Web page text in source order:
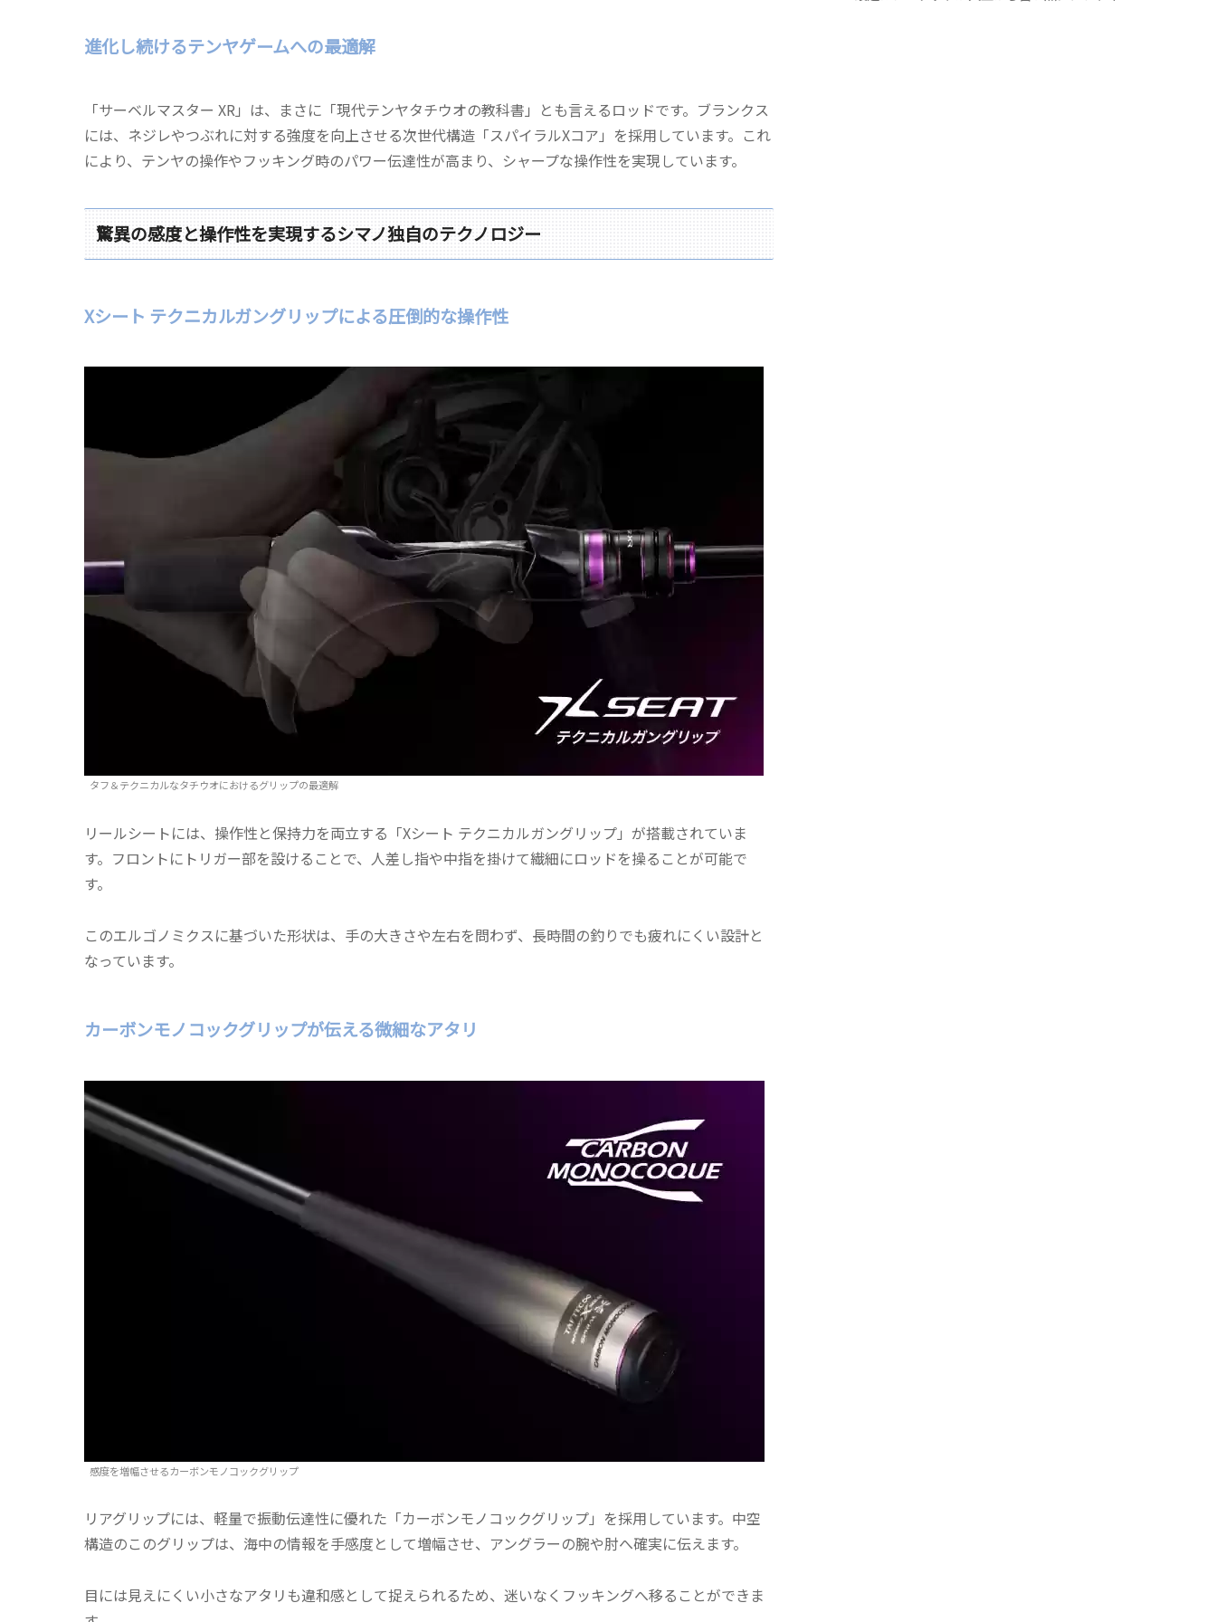
進化し続けるテンヤゲームへの最適解
「サーベルマスター XR」は、まさに「現代テンヤタチウオの教科書」とも言えるロッドです。ブランクス
には、ネジレやつぶれに対する強度を向上させる次世代構造「スパイラルXコア」を採用しています。これ
により、テンヤの操作やフッキング時のパワー伝達性が高まり、シャープな操作性を実現しています。
驚異の感度と操作性を実現するシマノ独自のテクノロジー
Xシート テクニカルガングリップによる圧倒的な操作性
タフ＆テクニカルなタチウオにおけるグリップの最適解
リールシートには、操作性と保持力を両立する「Xシート テクニカルガングリップ」が搭載されていま
す。フロントにトリガー部を設けることで、人差し指や中指を掛けて繊細にロッドを操ることが可能で
す。
このエルゴノミクスに基づいた形状は、手の大きさや左右を問わず、長時間の釣りでも疲れにくい設計と
なっています。
カーボンモノコックグリップが伝える微細なアタリ
感度を増幅させるカーボンモノコックグリップ
リアグリップには、軽量で振動伝達性に優れた「カーボンモノコックグリップ」を採用しています。中空
構造のこのグリップは、海中の情報を手感度として増幅させ、アングラーの腕や肘へ確実に伝えます。
目には見えにくい小さなアタリも違和感として捉えられるため、迷いなくフッキングへ移ることができま